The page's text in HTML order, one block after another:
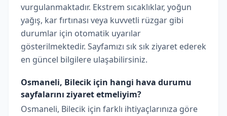
vurgulanmaktadır. Ekstrem sıcaklıklar, yoğun
yağış, kar fırtınası veya kuvvetli rüzgar gibi
durumlar için otomatik uyarılar
gösterilmektedir. Sayfamızı sık sık ziyaret ederek
en güncel bilgilere ulaşabilirsiniz.
Osmaneli, Bilecik için hangi hava durumu
sayfalarını ziyaret etmeliyim?
Osmaneli, Bilecik için farklı ihtiyaçlarınıza göre